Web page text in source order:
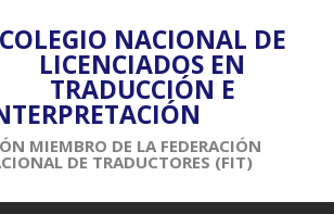
COLEGIO NACIONAL DE
LICENCIADOS EN
TRADUCCIÓN E
MIEMBRO DE LA FEDERACIÓN
DE TRADUCTORES (FIT)